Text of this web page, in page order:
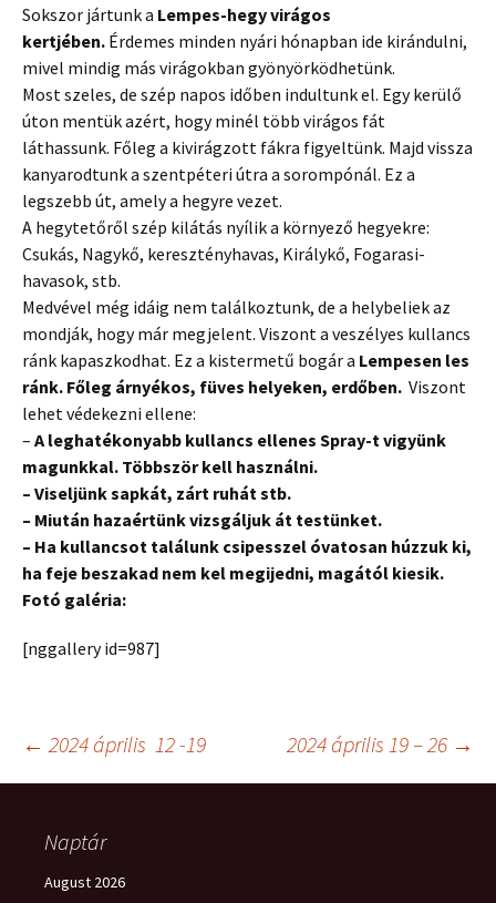
Sokszor jártunk a Lempes-hegy virágos
kertjében. Érdemes minden nyári hónapban ide kirándulni,
mivel mindig más virágokban gyönyörködhetünk.
Most szeles, de szép napos időben indultunk el. Egy kerülő
úton mentük azért, hogy minél több virágos fát
láthassunk. Főleg a kivirágzott fákra figyeltünk. Majd vissza
kanyarodtunk a szentpéteri útra a sorompónál. Ez a
legszebb út, amely a hegyre vezet.
A hegytetőről szép kilátás nyílik a környező hegyekre:
Csukás, Nagykő, keresztényhavas, Királykő, Fogarasi-
havasok, stb.
Medvével még idáig nem találkoztunk, de a helybeliek az
mondják, hogy már megjelent. Viszont a veszélyes kullancs
ránk kapaszkodhat. Ez a kistermetű bogár a Lempesen les
ránk. Főleg árnyékos, füves helyeken, erdőben. Viszont
lehet védekezni ellene:
– A leghatékonyabb kullancs ellenes Spray-t vigyünk
magunkkal. Többször kell használni.
– Viseljünk sapkát, zárt ruhát stb.
– Miután hazaértünk vizsgáljuk át testünket.
– Ha kullancsot találunk csipesszel óvatosan húzzuk ki,
ha feje beszakad nem kel megijedni, magától kiesik.
Fotó galéria:
[nggallery id=987]
Post
navigation
← 2024 április 12 -19 2024 április 19 – 26 →
Naptár
August 2026